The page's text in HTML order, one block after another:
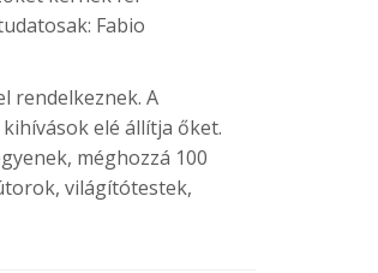
Fabio
rendelkeznek. A
elé állítja őket.
méghozzá 100
világítótestek,